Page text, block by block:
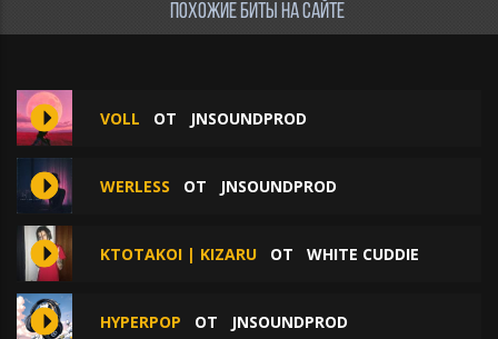
ПОХОЖИЕ БИТЫ НА САЙТЕ
VOLL ОТ JNSOUNDPROD
WERLESS ОТ JNSOUNDPROD
KTOTAKOI | KIZARU ОТ WHITE CUDDIE
HYPERPOP ОТ JNSOUNDPROD